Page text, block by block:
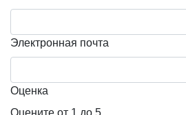
Электронная почта
Оценка
Оцените от 1 до 5